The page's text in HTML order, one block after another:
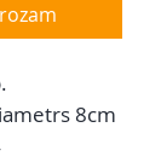
8cm